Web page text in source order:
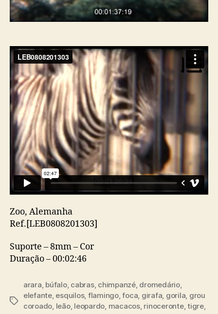
Zoo, Alemanha
Ref.[LEB0808201303]
Suporte – 8mm – Cor
Duração – 00:02:46
Etiquetas
arara, búfalo, cabras, chimpanzé, dromedário,
elefante, esquilos, flamingo,foca, girafa, gorila, grou
coroado, leão, leopardo, macacos, rinoceronte,tigre,